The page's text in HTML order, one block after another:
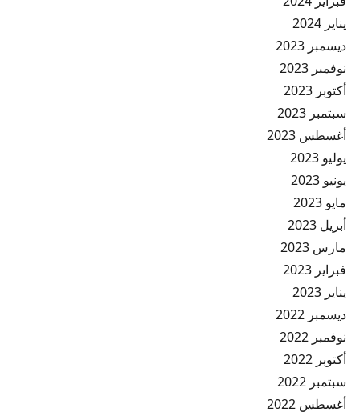
يناير 2024
ديسمبر 2023
نوفمبر 2023
أكتوبر 2023
سبتمبر 2023
أغسطس 2023
يوليو 2023
يونيو 2023
مايو 2023
أبريل 2023
مارس 2023
فبراير 2023
يناير 2023
ديسمبر 2022
نوفمبر 2022
أكتوبر 2022
سبتمبر 2022
أغسطس 2022